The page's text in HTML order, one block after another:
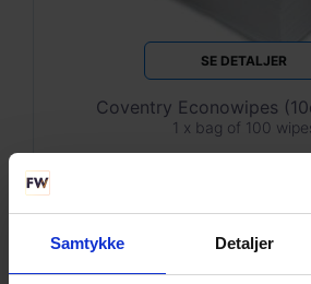
Samtykke Detaljer
SE DETALJER
Coventry Econowipes
1 x bag of 100